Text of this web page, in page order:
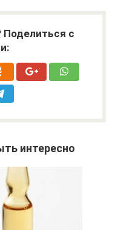
Поделиться с
интересно